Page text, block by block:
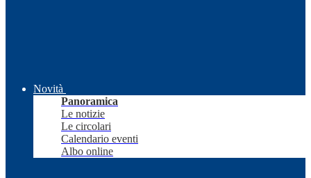
Novità
Panoramica
Le notizie
Le circolari
Calendario eventi
Albo online